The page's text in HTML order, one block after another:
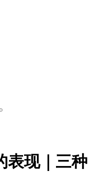
表现｜三种